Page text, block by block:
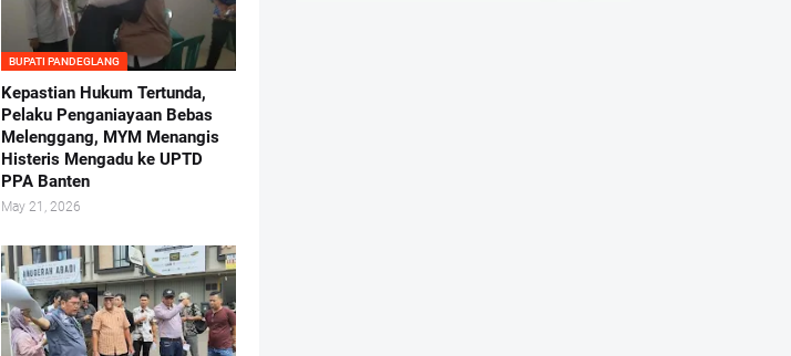
BUPATI PANDEGLANG
Kepastian Hukum Tertunda,
Pelaku Penganiayaan Bebas
Melenggang, MYM Menangis
Histeris Mengadu ke UPTD
PPA Banten
May 21, 2026